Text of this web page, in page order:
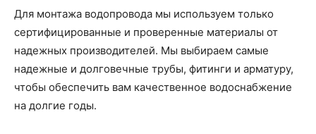
Для монтажа водопровода мы используем только
сертифицированные и проверенные материалы от
надежных производителей. Мы выбираем самые
надежные и долговечные трубы, фитинги и арматуру,
чтобы обеспечить вам качественное водоснабжение
на долгие годы.